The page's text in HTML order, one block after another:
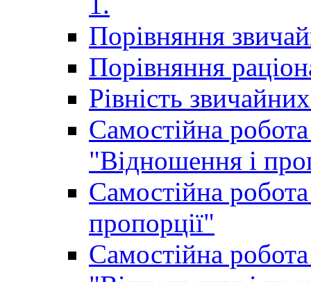
Порівняння
Порівняння
Рівність
Самостійна
"Відношення і
Самостійна
пропорції"
Самостійна